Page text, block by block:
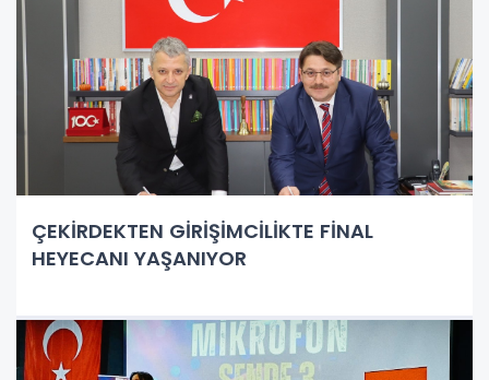
ÇEKİRDEKTEN GİRİŞİMCİLİKTE FİNAL
HEYECANI YAŞANIYOR